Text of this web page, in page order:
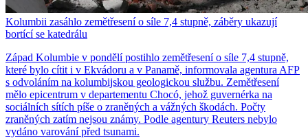
Kolumbii zasáhlo zemětřesení o síle 7,4 stupně, záběry ukazují
bortící se katedrálu
Západ Kolumbie v pondělí postihlo zemětřesení o síle 7,4 stupně,
které bylo cítit i v Ekvádoru a v Panamě, informovala agentura AFP
s odvoláním na kolumbijskou geologickou službu. Zemětřesení
mělo epicentrum v departementu Chocó, jehož guvernérka na
sociálních sítích píše o zraněných a vážných škodách. Počty
zraněných zatím nejsou známy. Podle agentury Reuters nebylo
vydáno varování před tsunami.